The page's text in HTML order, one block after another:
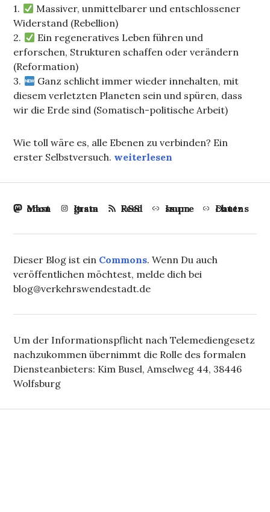
1.
Massiver, unmittelbarer und entschlossener
Widerstand (Rebellion)
2.
Ein regeneratives Leben führen und
erforschen, Strukturen schaffen oder verändern
(Reformation)
3.
Ganz schlicht immer wieder innehalten, mit
diesem verletzten Planeten sein und spüren, dass
wir die Erde sind (Somatisch-politische Arbeit)
Wie toll wäre es, alle Ebenen zu verbinden? Ein
erster Selbstversuch. Stehen mit der Erde (Oder für?
weiterlesen
Mastodon Instagram RSS Feed Impressum Datenschutz
Dieser Blog ist ein Commons. Wenn Du auch
veröffentlichen möchtest, melde dich bei
blog@verkehrswendestadt.de
Um der Informationspflicht nach Telemediengesetz
nachzukommen übernimmt die Rolle des formalen
Diensteanbieters: Kim Busel, Amselweg 44, 38446
Wolfsburg